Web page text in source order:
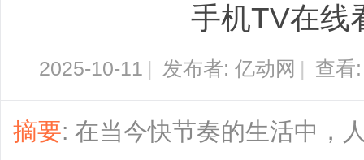
手机TV在线
2025-10-11 | 发布者: 亿动网 | 查
摘要: 在当今快节奏的生活中，